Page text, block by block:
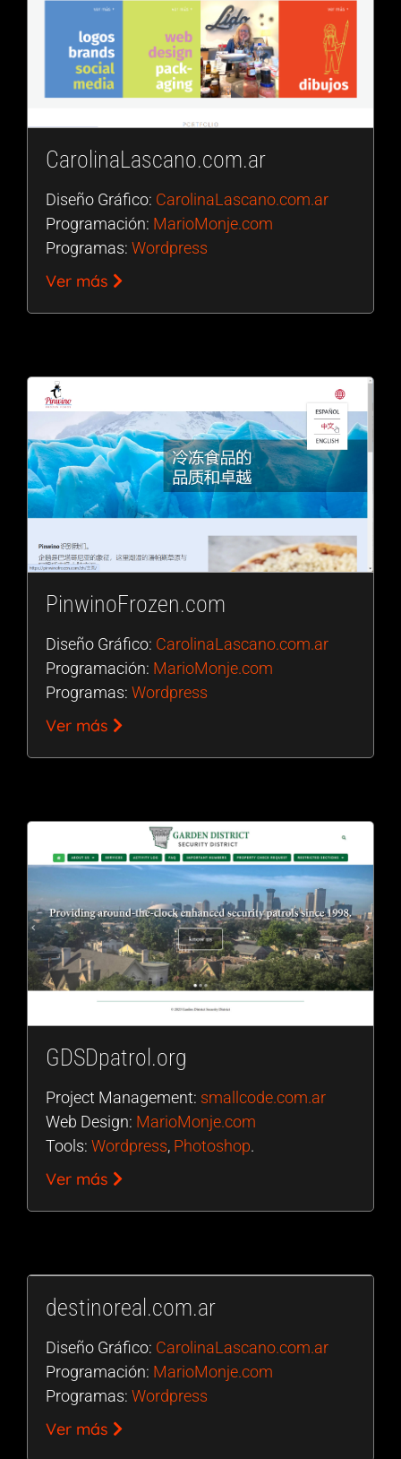
CarolinaLascano.com.ar
Diseño Gráfico: CarolinaLascano.com.ar
Programación: MarioMonje.com
Programas: Wordpress
Ver más
PinwinoFrozen.com
Diseño Gráfico: CarolinaLascano.com.ar
Programación: MarioMonje.com
Programas: Wordpress
Ver más
GDSDpatrol.org
Project Management: smallcode.com.ar
Web Design: MarioMonje.com
Tools: Wordpress, Photoshop.
Ver más
destinoreal.com.ar
Diseño Gráfico: CarolinaLascano.com.ar
Programación: MarioMonje.com
Programas: Wordpress
Ver más